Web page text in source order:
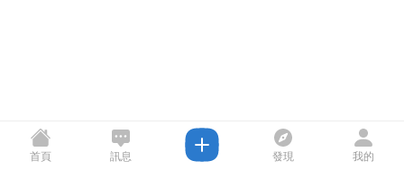
首頁 訊息 發現 我的